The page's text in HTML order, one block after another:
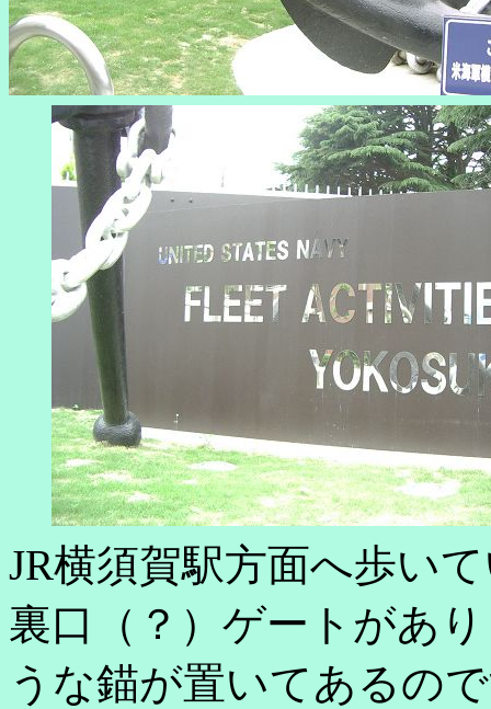
JR横須賀駅方面へ歩い
裏口（？）ゲートがあ
うな錨が置いてあるの